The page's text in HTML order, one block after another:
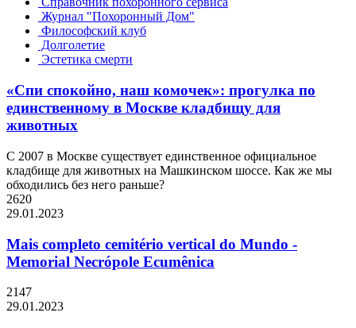
Журнал "Похоронный Дом"
Философский клуб
Долголетие
Эстетика смерти
«Спи спокойно, наш комочек»: прогулка по
единственному в Москве кладбищу для
животных
С 2007 в Москве существует единственное официальное
кладбище для животных на Машкинском шоссе. Как же мы
обходились без него раньше?
2620
29.01.2023
Mais completo cemitério vertical do Mundo -
Memorial Necrópole Ecumênica
2147
29.01.2023